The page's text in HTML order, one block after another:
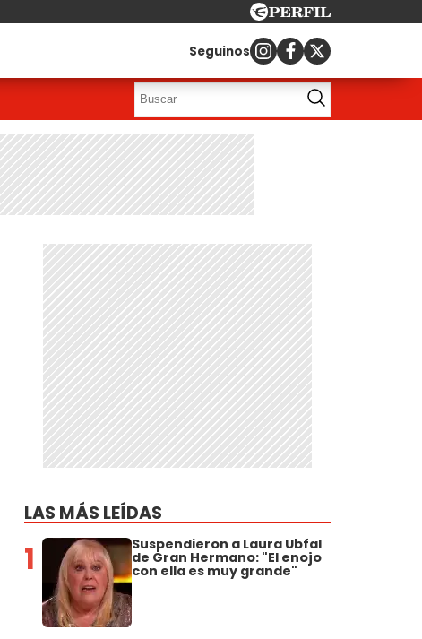
Seguinos
LAS MÁS LEÍDAS
1 Suspendieron a Laura Ubfal
de Gran Hermano: "El enojo
con ella es muy grande"